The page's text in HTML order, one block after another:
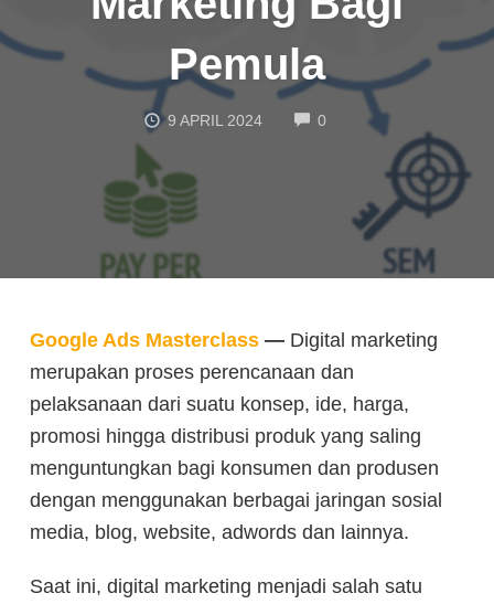
Pemula
9 APRIL 2024 0COMMENTS
Google Ads Masterclass — Digital marketing
merupakan proses perencanaan dan
pelaksanaan dari suatu konsep, ide, harga,
promosi hingga distribusi produk yang saling
menguntungkan bagi konsumen dan produsen
dengan menggunakan berbagai jaringan sosial
media, blog, website, adwords dan lainnya.
Saat ini, digital marketing menjadi salah satu